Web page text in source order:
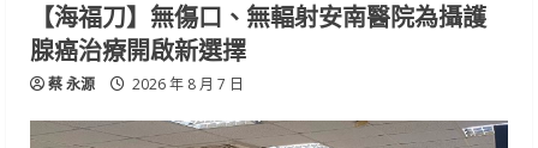
【海福刀】無傷口、無輻射安南醫院為攝護
腺癌治療開啟新選擇
蔡 永源 2026 年 8 月 7 日